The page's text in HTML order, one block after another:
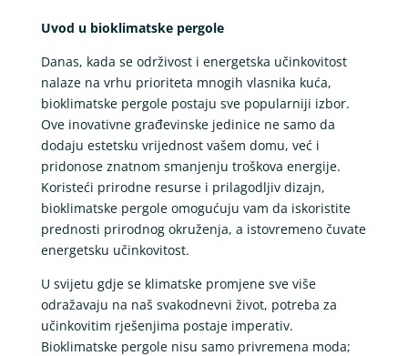
Uvod u bioklimatske pergole
Danas, kada se održivost i energetska učinkovitost
nalaze na vrhu prioriteta mnogih vlasnika kuća,
bioklimatske pergole postaju sve popularniji izbor.
Ove inovativne građevinske jedinice ne samo da
dodaju estetsku vrijednost vašem domu, već i
pridonose znatnom smanjenju troškova energije.
Koristeći prirodne resurse i prilagodljiv dizajn,
bioklimatske pergole omogućuju vam da iskoristite
prednosti prirodnog okruženja, a istovremeno čuvate
energetsku učinkovitost.
U svijetu gdje se klimatske promjene sve više
odražavaju na naš svakodnevni život, potreba za
učinkovitim rješenjima postaje imperativ.
Bioklimatske pergole nisu samo privremena moda;